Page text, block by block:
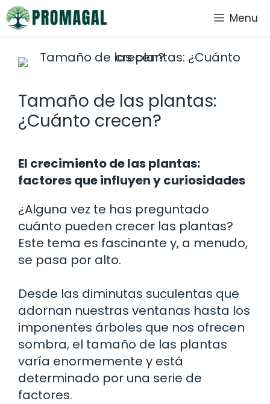
Saltar
al
Menu
Tamaño de las plantas:
¿Cuánto crecen?
El crecimiento de las plantas:
factores que influyen y curiosidades
¿Alguna vez te has preguntado
cuánto pueden crecer las plantas?
Este tema es fascinante y, a menudo,
se pasa por alto.
Desde las diminutas suculentas que
adornan nuestras ventanas hasta los
imponentes árboles que nos ofrecen
sombra, el tamaño de las plantas
varía enormemente y está
determinado por una serie de
factores.